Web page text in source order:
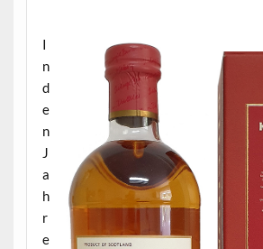
I
n
d
e
n
J
a
h
r
e